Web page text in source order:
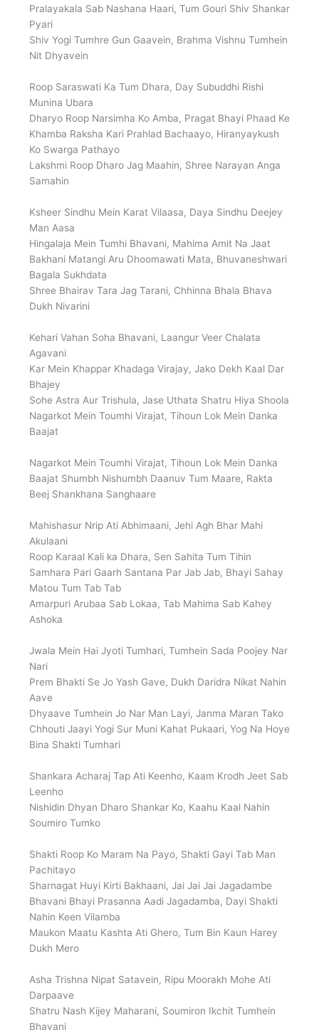
Pralayakala Sab Nashana Haari, Tum Gouri Shiv Shankar
Pyari
Shiv Yogi Tumhre Gun Gaavein, Brahma Vishnu Tumhein
Nit Dhyavein
Roop Saraswati Ka Tum Dhara, Day Subuddhi Rishi
Munina Ubara
Dharyo Roop Narsimha Ko Amba, Pragat Bhayi Phaad Ke
Khamba Raksha Kari Prahlad Bachaayo, Hiranyaykush
Ko Swarga Pathayo
Lakshmi Roop Dharo Jag Maahin, Shree Narayan Anga
Samahin
Ksheer Sindhu Mein Karat Vilaasa, Daya Sindhu Deejey
Man Aasa
Hingalaja Mein Tumhi Bhavani, Mahima Amit Na Jaat
Bakhani Matangi Aru Dhoomawati Mata, Bhuvaneshwari
Bagala Sukhdata
Shree Bhairav Tara Jag Tarani, Chhinna Bhala Bhava
Dukh Nivarini
Kehari Vahan Soha Bhavani, Laangur Veer Chalata
Agavani
Kar Mein Khappar Khadaga Virajay, Jako Dekh Kaal Dar
Bhajey
Sohe Astra Aur Trishula, Jase Uthata Shatru Hiya Shoola
Nagarkot Mein Toumhi Virajat, Tihoun Lok Mein Danka
Baajat
Nagarkot Mein Toumhi Virajat, Tihoun Lok Mein Danka
Baajat Shumbh Nishumbh Daanuv Tum Maare, Rakta
Beej Shankhana Sanghaare
Mahishasur Nrip Ati Abhimaani, Jehi Agh Bhar Mahi
Akulaani
Roop Karaal Kali ka Dhara, Sen Sahita Tum Tihin
Samhara Pari Gaarh Santana Par Jab Jab, Bhayi Sahay
Matou Tum Tab Tab
Amarpuri Arubaa Sab Lokaa, Tab Mahima Sab Kahey
Ashoka
Jwala Mein Hai Jyoti Tumhari, Tumhein Sada Poojey Nar
Nari
Prem Bhakti Se Jo Yash Gave, Dukh Daridra Nikat Nahin
Aave
Dhyaave Tumhein Jo Nar Man Layi, Janma Maran Tako
Chhouti Jaayi Yogi Sur Muni Kahat Pukaari, Yog Na Hoye
Bina Shakti Tumhari
Shankara Acharaj Tap Ati Keenho, Kaam Krodh Jeet Sab
Leenho
Nishidin Dhyan Dharo Shankar Ko, Kaahu Kaal Nahin
Soumiro Tumko
Shakti Roop Ko Maram Na Payo, Shakti Gayi Tab Man
Pachitayo
Sharnagat Huyi Kirti Bakhaani, Jai Jai Jai Jagadambe
Bhavani Bhayi Prasanna Aadi Jagadamba, Dayi Shakti
Nahin Keen Vilamba
Maukon Maatu Kashta Ati Ghero, Tum Bin Kaun Harey
Dukh Mero
Asha Trishna Nipat Satavein, Ripu Moorakh Mohe Ati
Darpaave
Shatru Nash Kijey Maharani, Soumiron Ikchit Tumhein
Bhavani